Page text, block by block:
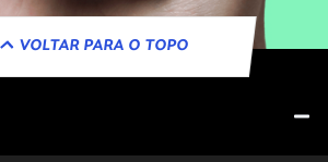
VOLTAR PARA O TOPO